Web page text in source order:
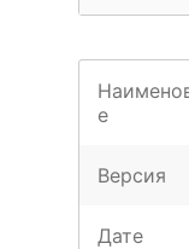
е
Версия
Дате